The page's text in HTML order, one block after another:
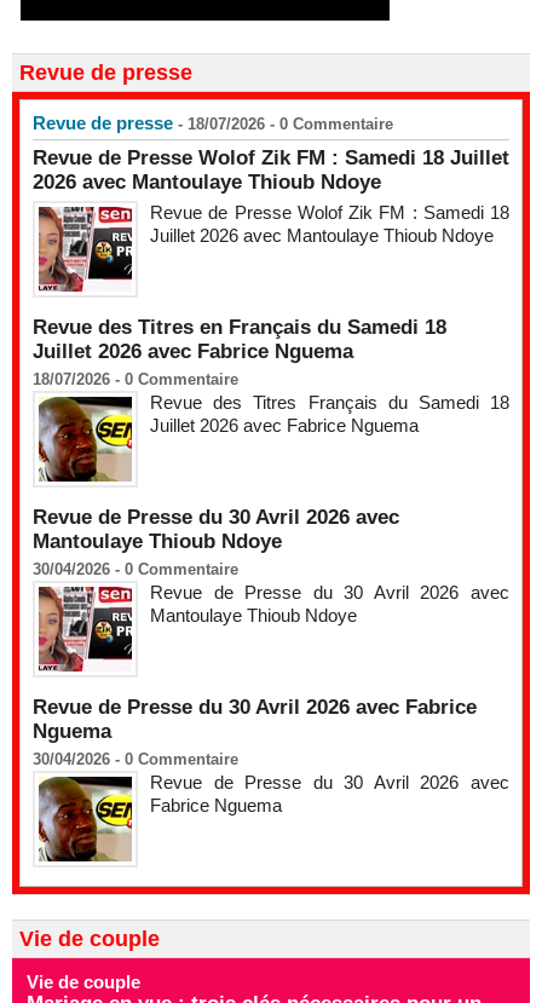
Revue de presse
Revue de presse - 18/07/2026 - 0 Commentaire
Revue de Presse Wolof Zik FM : Samedi 18 Juillet
2026 avec Mantoulaye Thioub Ndoye
Revue de Presse Wolof Zik FM : Samedi 18
Juillet 2026 avec Mantoulaye Thioub Ndoye
Revue des Titres en Français du Samedi 18
Juillet 2026 avec Fabrice Nguema
18/07/2026 - 0 Commentaire
Revue des Titres Français du Samedi 18
Juillet 2026 avec Fabrice Nguema
Revue de Presse du 30 Avril 2026 avec
Mantoulaye Thioub Ndoye
30/04/2026 - 0 Commentaire
Revue de Presse du 30 Avril 2026 avec
Mantoulaye Thioub Ndoye
Revue de Presse du 30 Avril 2026 avec Fabrice
Nguema
30/04/2026 - 0 Commentaire
Revue de Presse du 30 Avril 2026 avec
Fabrice Nguema
Vie de couple
Vie de couple